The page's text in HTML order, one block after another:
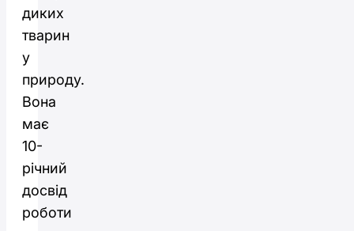
диких
тварин
у
природу.
Вона
має
10-
річний
досвід
роботи